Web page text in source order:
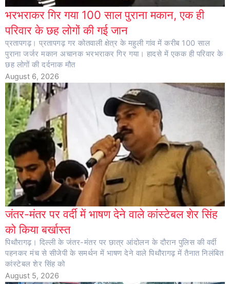
भरभराकर गिर गया 100 साल पुराना मकान, एक ही
परिवार के छह लोगों की गई जान
प्रतापगढ़। प्रतापगढ़ गर कोतवाली क्षेत्र के महुली गांव में करीब 100 साल
पुराना जर्जर मकान अचानक भरभराकर गिर गया। हादसे में एकक ही परिवार के
छह लोगों की दर्दनाक मौत
August 6, 2026
जंतर-मंतर पर वर्दी में भाषण देने वाले कांस्टेबल शेर सिंह
को किया बर्खास्त
पिथौरागढ़। दिल्ली के जंतर-मंतर पर छात्र आंदोलन के दौरान पुलिस की वर्दी
पहनकर मंच से सीजेपी के समर्थन में भाषण देने वाले पिथौरागढ़ में तैनात निलंबित
कांस्टेबल शेर सिंह को
August 5, 2026